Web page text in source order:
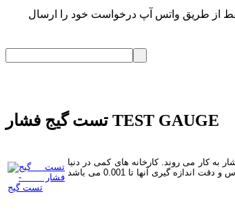
از طریق واتس آپ درخواست خود را ارسال
تست گیج فشار TEST GAUGE
به کار می روند. کارخانه های کمی در دنیا